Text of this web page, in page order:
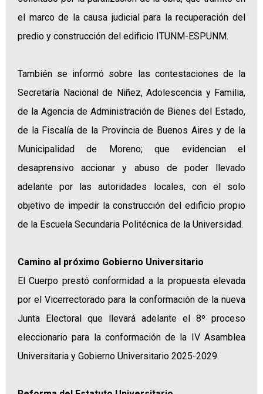
el marco de la causa judicial para la recuperación del
predio y construcción del edificio ITUNM-ESPUNM.
También se informó sobre las contestaciones de la
Secretaría Nacional de Niñez, Adolescencia y Familia,
de la Agencia de Administración de Bienes del Estado,
de la Fiscalía de la Provincia de Buenos Aires y de la
Municipalidad de Moreno; que evidencian el
desaprensivo accionar y abuso de poder llevado
adelante por las autoridades locales, con el solo
objetivo de impedir la construcción del edificio propio
de la Escuela Secundaria Politécnica de la Universidad.
Camino al próximo Gobierno Universitario
El Cuerpo prestó conformidad a la propuesta elevada
por el Vicerrectorado para la conformación de la nueva
Junta Electoral que llevará adelante el 8º proceso
eleccionario para la conformación de la IV Asamblea
Universitaria y Gobierno Universitario 2025-2029.